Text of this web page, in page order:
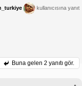
kullanıcısına yanıt
Buna gelen 2 yanıtı gör.